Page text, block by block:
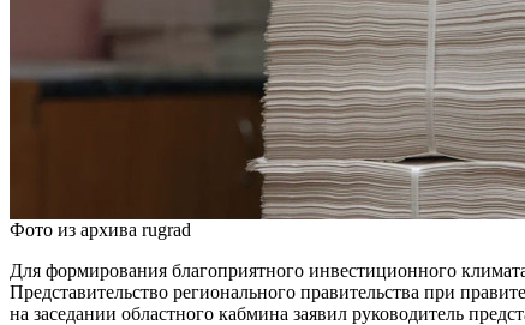
Фото из архива rugrad
Для формирования благоприятного инвестиционного
Представительство регионального правительства при
на заседании областного кабмина заявил руководитель